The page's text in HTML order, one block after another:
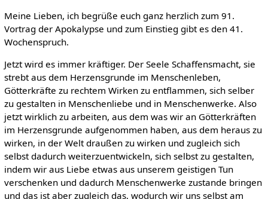
Meine Lieben, ich begrüße euch ganz herzlich zum 91.
Vortrag der Apokalypse und zum Einstieg gibt es den 41.
Wochenspruch.
Jetzt wird es immer kräftiger. Der Seele Schaffensmacht, sie
strebt aus dem Herzensgrunde im Menschenleben,
Götterkräfte zu rechtem Wirken zu entflammen, sich selber
zu gestalten in Menschenliebe und in Menschenwerke. Also
jetzt wirklich zu arbeiten, aus dem was wir an Götterkräften
im Herzensgrunde aufgenommen haben, aus dem heraus zu
wirken, in der Welt draußen zu wirken und zugleich sich
selbst dadurch weiterzuentwickeln, sich selbst zu gestalten,
indem wir aus Liebe etwas aus unserem geistigen Tun
verschenken und dadurch Menschenwerke zustande bringen
und das ist aber zugleich das, wodurch wir uns selbst am